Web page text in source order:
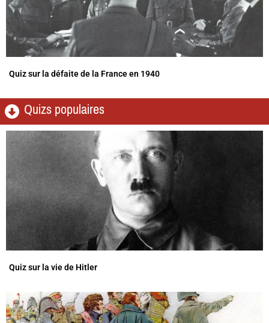
Quiz sur la défaite de la France en 1940
Quizs populaires
Quiz sur la vie de Hitler